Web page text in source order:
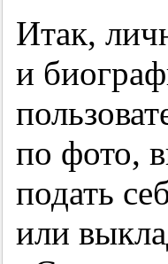
Итак,
и
по фото,
подать
или